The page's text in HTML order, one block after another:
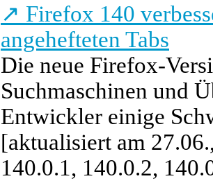
↗ Firefox 140
angehefteten Tabs
Die neue Firefox-
Suchmaschinen und
Entwickler einige
[aktualisiert am
140.0.1, 140.0.2,